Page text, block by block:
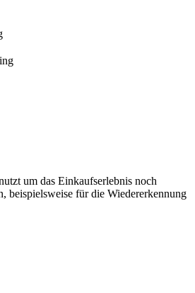
um das Einkaufserlebnis noch
beispielsweise für die Wiedererkennung